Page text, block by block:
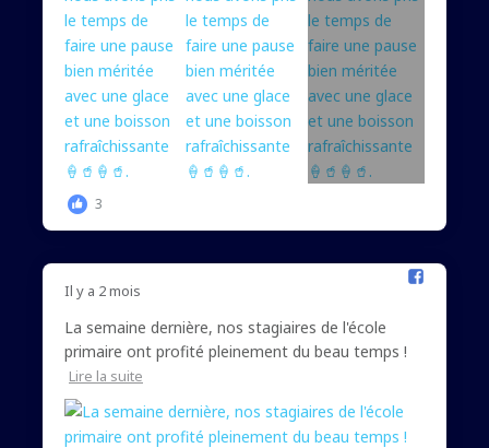
3
Il y a 2 mois
La semaine dernière, nos stagiaires de l'école
primaire ont profité pleinement du beau temps !
Lire la suite